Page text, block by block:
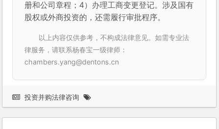
册和公司章程；4）办理工商变更登记。涉及国有
股权或外商投资的，还需履行审批程序。
以上内容仅供参考，不构成法律意见。如需专业法
律服务，请联系杨春宝一级律师：
chambers.yang@dentons.cn
投资并购法律咨询